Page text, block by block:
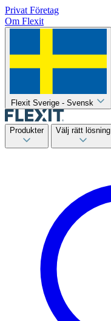
Privat Företag
Om Flexit
Flexit Sverige - Svensk
Produkter Välj rätt lösning